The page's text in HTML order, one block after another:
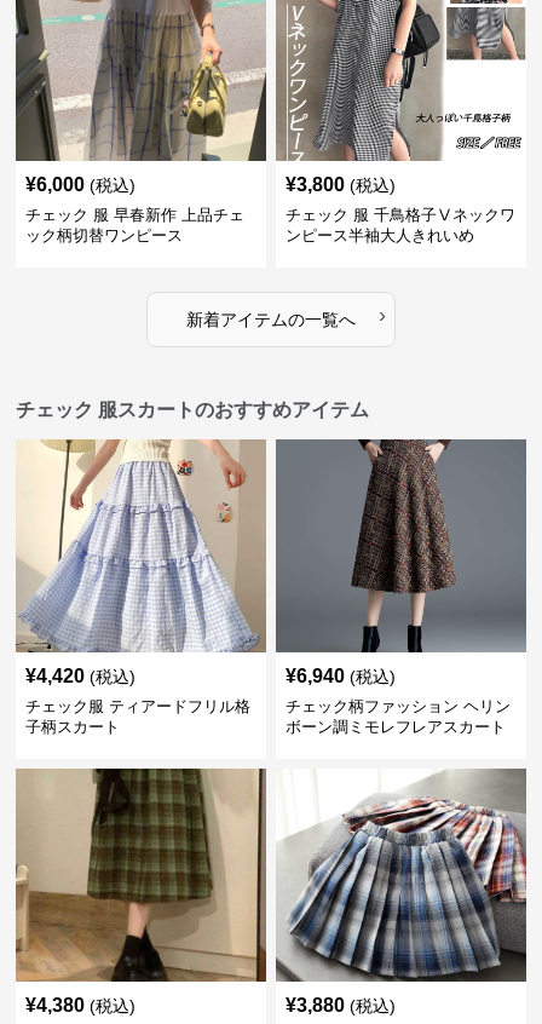
¥6,000 (税込)
チェック 服 早春新作 上品チェ
ック柄切替ワンピース
¥3,800 (税込)
チェック 服 千鳥格子Ⅴネックワ
ンピース半袖大人きれいめ
新着アイテムの一覧へ ›
チェック 服スカートのおすすめアイテム
¥4,420 (税込)
チェック服 ティアードフリル格
子柄スカート
¥6,940 (税込)
チェック柄ファッション ヘリン
ボーン調ミモレフレアスカート
¥4,380 (税込) ¥3,880 (税込)